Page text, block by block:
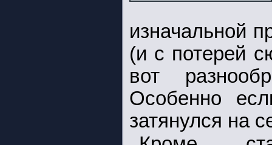
изначальной
(и с потерей
вот
Особенно
затянулся на